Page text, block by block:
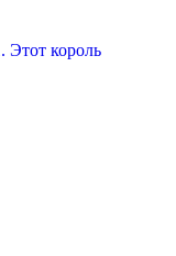
Этот король